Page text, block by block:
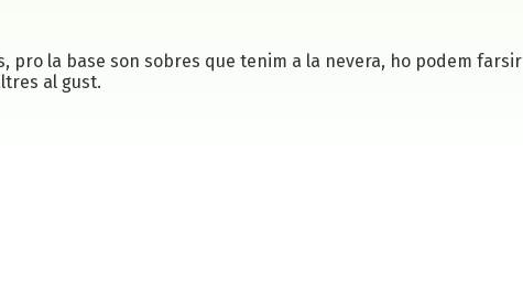
la base son sobres que tenim a la nevera, ho podem farsir
al gust.